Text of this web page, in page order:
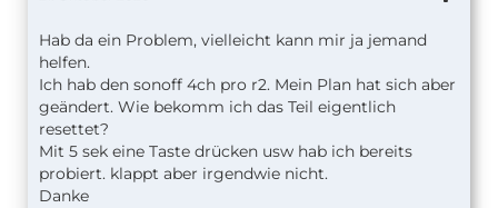
Hab da ein Problem, vielleicht kann mir ja jemand
helfen.
Ich hab den sonoff 4ch pro r2. Mein Plan hat sich aber
geändert. Wie bekomm ich das Teil eigentlich
resettet?
Mit 5 sek eine Taste drücken usw hab ich bereits
probiert. klappt aber irgendwie nicht.
Danke